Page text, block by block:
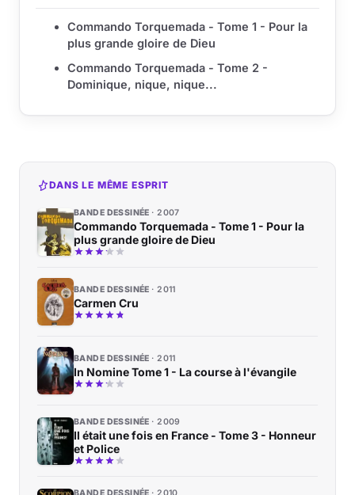
Commando Torquemada - Tome 1 - Pour la
plus grande gloire de Dieu
Commando Torquemada - Tome 2 -
Dominique, nique, nique...
DANS LE MÊME ESPRIT
BANDE DESSINÉE 2007
Commando Torquemada - Tome 1 - Pour la
plus grande gloire de Dieu
BANDE DESSINÉE 2011
Carmen Cru
BANDE DESSINÉE 2011
In Nomine Tome 1 - La course à l'évangile
BANDE DESSINÉE 2009
Il était une fois en France - Tome 3 - Honneur
et Police